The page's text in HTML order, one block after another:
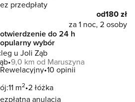
przedpłaty
od180 zł
za 1 noc, 2 osoby
do 24 h
wybór
u Joli Ząb
9,0 km od Maruszyna
Rewelacyjny 10 opinii
11 m2 2 łóżka
anulacja